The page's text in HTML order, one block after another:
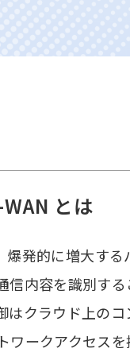
とは
爆発的に増大す
信内容を識別す
はクラウド上の
ワークアクセス